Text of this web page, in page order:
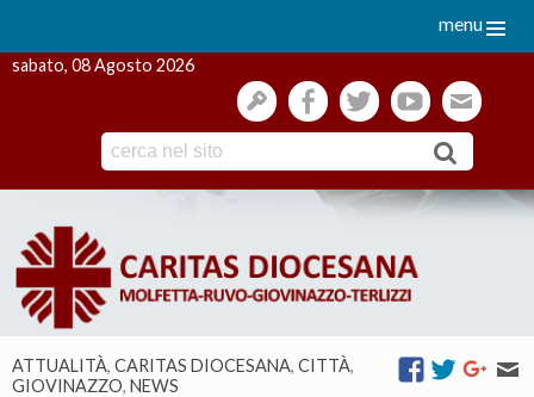
menu
sabato, 08 Agosto 2026
gestionefacebooktwitteryoutube
Skip
ATTUALITÀ, CARITAS DIOCESANA, CITTÀ,
GIOVINAZZO, NEWS